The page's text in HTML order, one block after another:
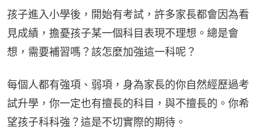
孩子進入小學後，開始有考試，許多家長都會因為看
見成績，擔憂孩子某一個科目表現不理想。總是會
想，需要補習嗎？該怎麼加強這一科呢？
每個人都有強項、弱項，身為家長的你自然經歷過考
試升學，你一定也有擅長的科目，與不擅長的。你希
望孩子科科強？這是不切實際的期待。